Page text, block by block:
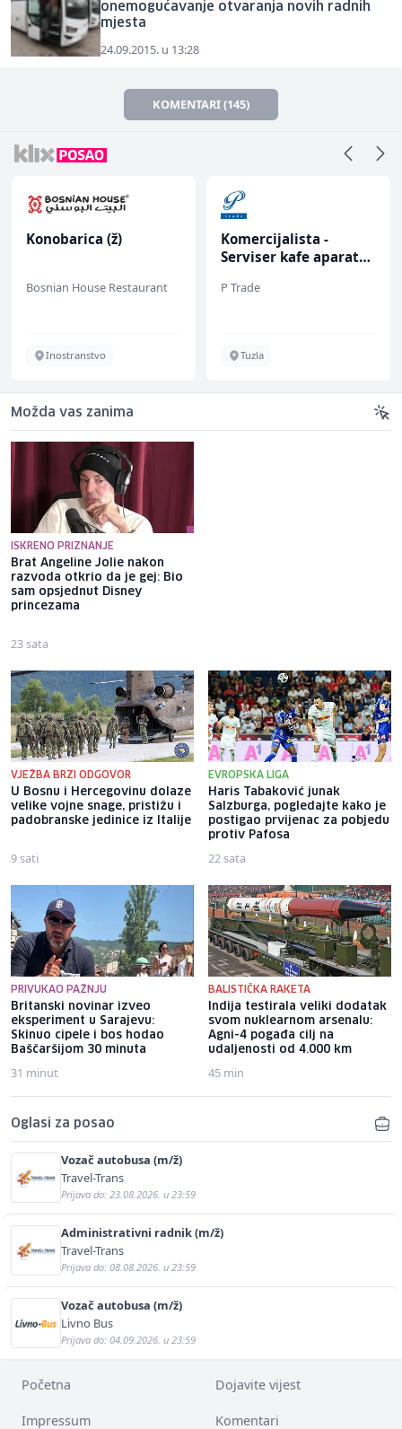
onemogućavanje otvaranja novih radnih
mjesta
24.09.2015. u 13:28
KOMENTARI (145)
Konobarica (ž)
Bosnian House Restaurant
Inostranstvo
Komercijalista -
Serviser kafe aparata
P Trade
Tuzla
Možda vas zanima
ISKRENO PRIZNANJE
Brat Angeline Jolie nakon
razvoda otkrio da je gej: Bio
sam opsjednut Disney
princezama
23 sata
VJEŽBA BRZI ODGOVOR
U Bosnu i Hercegovinu dolaze
velike vojne snage, pristižu i
padobranske jedinice iz Italije
9 sati
EVROPSKA LIGA
Haris Tabaković junak
Salzburga, pogledajte kako je
postigao prvijenac za pobjedu
protiv Pafosa
22 sata
PRIVUKAO PAŽNJU
Britanski novinar izveo
eksperiment u Sarajevu:
Skinuo cipele i bos hodao
Baščaršijom 30 minuta
31 minut
BALISTIČKA RAKETA
Indija testirala veliki dodatak
svom nuklearnom arsenalu:
Agni-4 pogađa cilj na
udaljenosti od 4.000 km
45 min
Oglasi za posao
Vozač autobusa (m/ž)
Travel-Trans
Prijava do: 23.08.2026. u 23:59
Administrativni radnik (m/ž)
Travel-Trans
Prijava do: 08.08.2026. u 23:59
Vozač autobusa (m/ž)
Livno Bus
Prijava do: 04.09.2026. u 23:59
Početna Dojavite vijest
Impressum Komentari